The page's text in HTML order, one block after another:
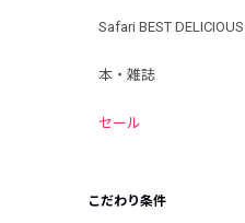
Safari BEST DELICIOUS
本・雑誌
セール
こだわり条件